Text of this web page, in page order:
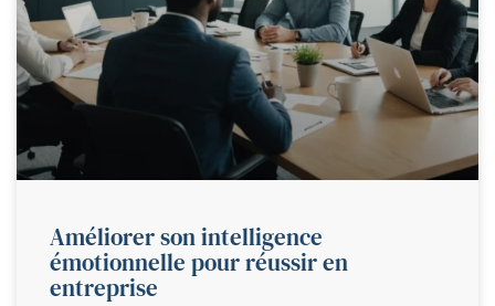
Améliorer son intelligence
émotionnelle pour réussir en
entreprise